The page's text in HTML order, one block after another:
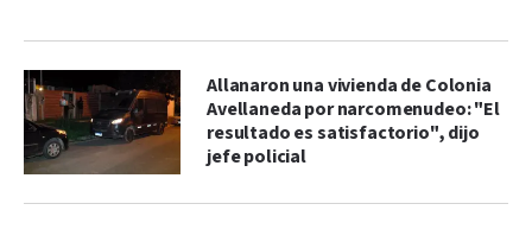
Allanaron una vivienda de Colonia
Avellaneda por narcomenudeo: "El
resultado es satisfactorio", dijo
jefe policial